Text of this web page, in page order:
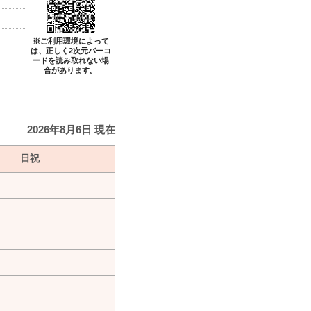
※ご利用環境によって
は、正しく2次元バーコ
ードを読み取れない場
合があります。
2026年8月6日 現在
日祝